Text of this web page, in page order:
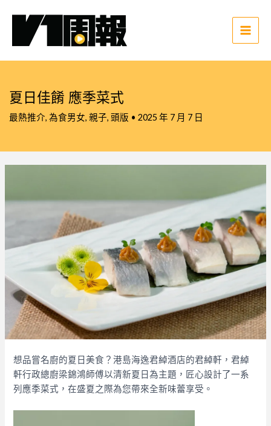
Main
夏日佳餚 應季菜式
最熱推介, 為食男女, 親子, 頭版 • 2025 年 7 月 7 日
想品嘗名廚的夏日美食？港島海逸君綽酒店的君綽軒，君綽
軒行政總廚梁錦鴻師傅以清新夏日為主題，匠心設計了一系
列應季菜式，在盛夏之際為您帶來全新味蕾享受。